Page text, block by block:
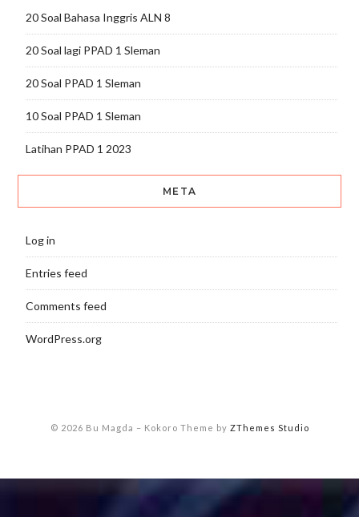
20 Soal Bahasa Inggris ALN 8
20 Soal lagi PPAD 1 Sleman
20 Soal PPAD 1 Sleman
10 Soal PPAD 1 Sleman
Latihan PPAD 1 2023
META
Log in
Entries feed
Comments feed
WordPress.org
© 2026 Bu Magda – Kokoro Theme by ZThemes Studio